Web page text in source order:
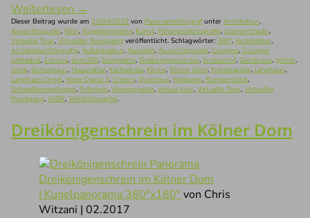
Weiterlesen →
Dieser Beitrag wurde am 21/04/2020 von Panoramafotografunter Architektur,
Aussichtspunkt, Köln, Kugelpanorama, Kunst, Panoramafotografie, schnurstracks,
Virtuelle Tour, Virtueller Rundgang veröffentlicht. Schlagwörter: 360°, Architektur,
Architekturfotografie, Außenbalkon, Aussicht, Aussichtspunkt, Cologne, Cologne
cathedral, Corona, dom360, Domplatte, Dreikönigenschrein, Erzbischof, Gerokreuz, gothic,
Gotik, Gotteshaus, Hauptaltar, Kathedrale, Kirche, Kölner Dom, Kreuzkapelle, Langhaus,
Langhaus-Orgel, Meta Quest 3, Ostern, Querhaus, Reliquien, Rundumblick,
Schwalbennestorgel, Triforium, Vierungsaltar, virtual tour, Virtuelle Tour, Virtueller
Rundgang, WDR, Weltkulturerbe.
Dreikönigenschrein im Kölner Dom
Dreikönigenschrein im Kölner Dom
| Kugelpanorama 360°x180°von Chris
Witzani | 02.2017